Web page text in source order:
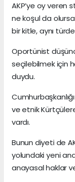
AKP’ye oy veren
ne koşul da
bir kitle, aynı
Oportünist
seçilebilmek için
duydu.
ve etnik
vardı.
Bunun diyeti de
yolundaki yeni
anayasal haklar